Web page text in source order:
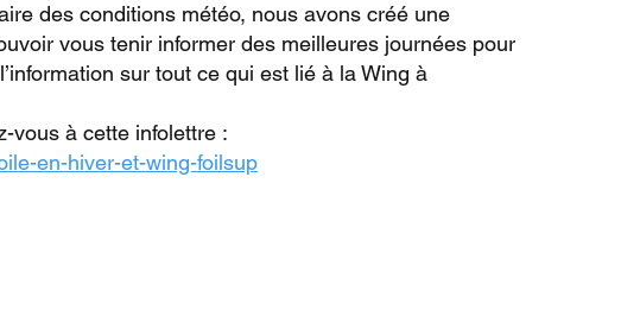
des conditions météo, nous avons créé une
vous tenir informer des meilleures journées pour
sur tout ce qui est lié à la Wing à
vous à cette infolettre :
en-hiver-et-wing-foilsup